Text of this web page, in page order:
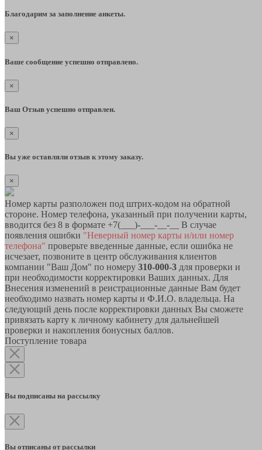
Благодарим за заполнение анкеты.
×
Ваше сообщение успешно отправлено.
×
Ваш Отзыв успешно отправлен.
×
Вы уже оставляли отзыв к этому заказу.
×
Номер карты разположен под штрих-кодом на обратной
стороне. Номер телефона, указанный при получении карты,
вводится без 8 в формате +7(___)-___-__-__ В случае
появления ошибки "Неверный номер карты и/или номер
телефона" проверьте введенные данные, если ошибка не
исчезает, позвоните в центр обслуживания клиентов
компании "Ваш Дом" по номеру 310-000-3 для проверки и
при необходимости корректировки Ваших данных. Для
Внесения изменений в реистрационные данные Вам будет
необходимо назвать номер карты и Ф.И.О. владельца. На
следующий день после корректировки данных Вы сможете
привязать карту к личному кабинету для дальнейшей
проверки и накопления бонусных баллов.
Поступление товара
Вы подписаны на рассылку
Вы отписаны от рассылки